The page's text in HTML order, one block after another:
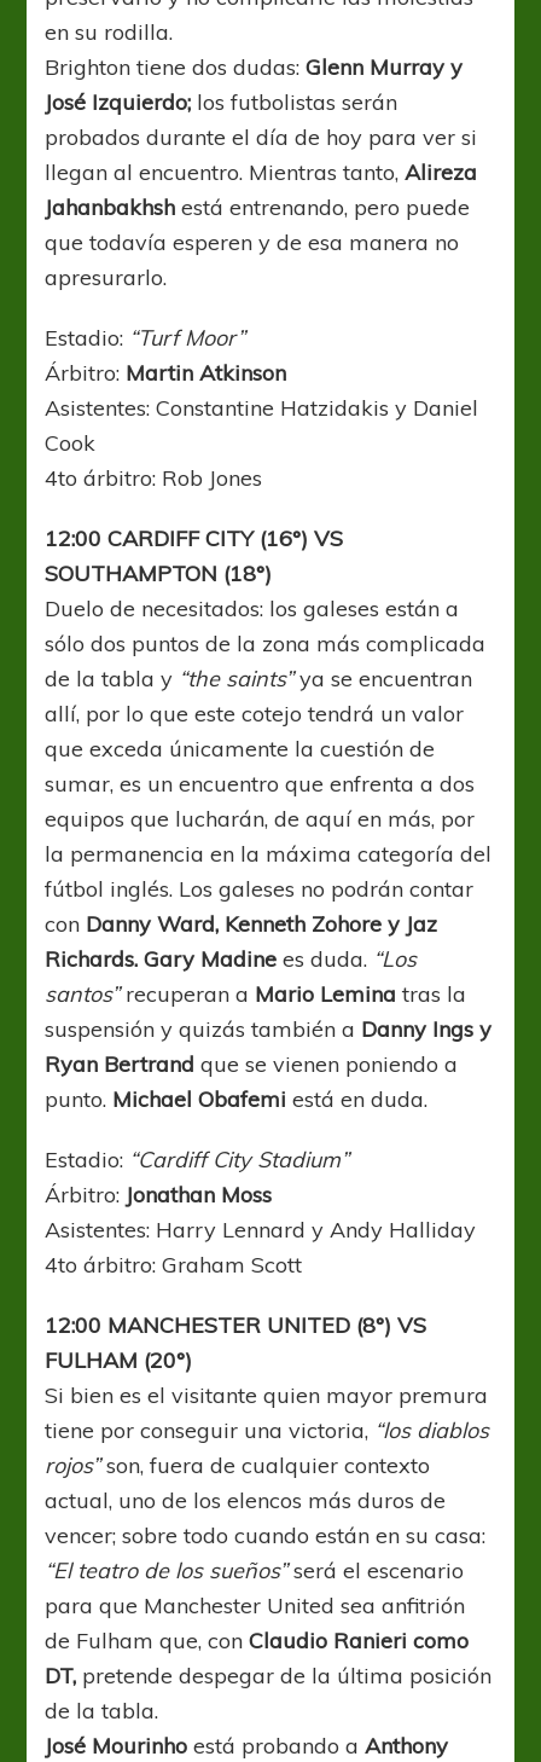
en su rodilla.
Brighton tiene dos dudas:Glenn Murray y
José Izquierdo; los futbolistas serán
probados durante el día de hoy para ver si
llegan al encuentro. Mientras tanto,Alireza
Jahanbakhsh está entrenando, pero puede
que todavía esperen y de esa manera no
apresurarlo.
Estadio: “Turf Moor”
Árbitro: Martin Atkinson
Asistentes: Constantine Hatzidakis y Daniel
Cook
4to árbitro: Rob Jones
12:00 CARDIFF CITY (16°) VS
SOUTHAMPTON (18°)
Duelo de necesitados: los galeses están a
sólo dos puntos de la zona más complicada
de la tabla y “the saints”ya se encuentran
allí, por lo que este cotejo tendrá un valor
que exceda únicamente la cuestión de
sumar, es un encuentro que enfrenta a dos
equipos que lucharán, de aquí en más, por
la permanencia en la máxima categoría del
fútbol inglés. Los galeses no podrán contar
con Danny Ward, Kenneth Zohore y Jaz
Richards. Gary Madine es duda. “Los
santos”recuperan a Mario Lemina tras la
suspensión y quizás también a Danny Ings y
Ryan Bertrand que se vienen poniendo a
punto. Michael Obafemi está en duda.
Estadio: “Cardiff City Stadium”
Árbitro: Jonathan Moss
Asistentes: Harry Lennard y Andy Halliday
4to árbitro: Graham Scott
12:00 MANCHESTER UNITED (8°) VS
FULHAM (20°)
Si bien es el visitante quien mayor premura
tiene por conseguir una victoria, “los diablos
rojos”son, fuera de cualquier contexto
actual, uno de los elencos más duros de
vencer; sobre todo cuando están en su casa:
“El teatro de los sueños”será el escenario
para que Manchester United sea anfitrión
de Fulham que, con Claudio Ranieri como
DT, pretende despegar de la última posición
de la tabla.
José Mourinho está probando a Anthony